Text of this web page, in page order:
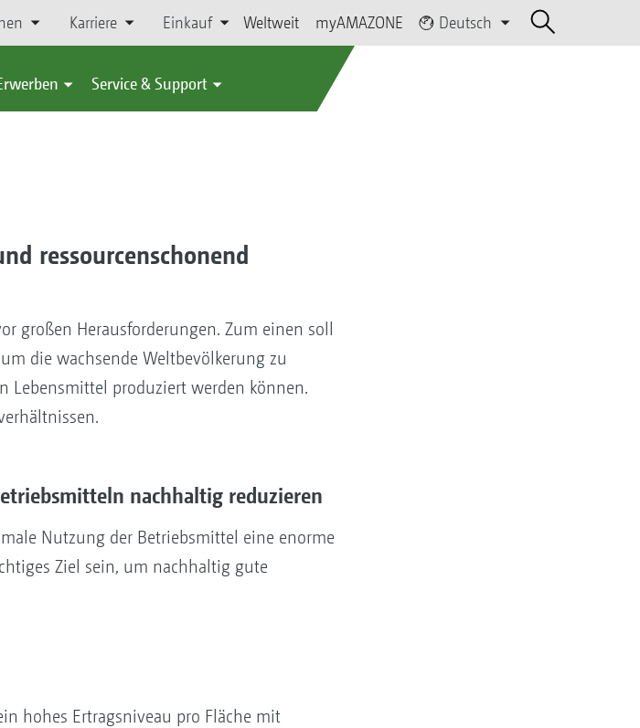
Karriere Einkauf Weltweit myAMAZONE Deutsch
Service & Support
ressourcenschonend
großen Herausforderungen. Zum einen soll
die wachsende Weltbevölkerung zu
Lebensmittel produziert werden können.
nachhaltig reduzieren
Nutzung der Betriebsmittel eine enorme
Ziel sein, um nachhaltig gute
hohes Ertragsniveau pro Fläche mit